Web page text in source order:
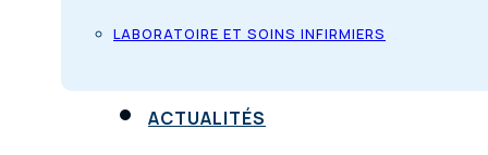
LABORATOIRE ET SOINS INFIRMIERS
ACTUALITÉS